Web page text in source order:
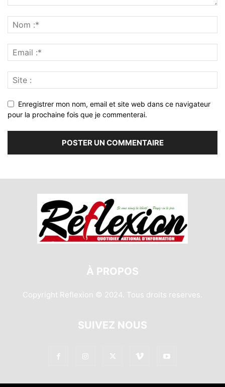
Enregistrer mon nom, email et site web dans ce navigateur
pour la prochaine fois que je commenterai.
À PROPOS
Copyright Reflexion © 2024. Tous droits reserves.
SUIVEZ NOUS